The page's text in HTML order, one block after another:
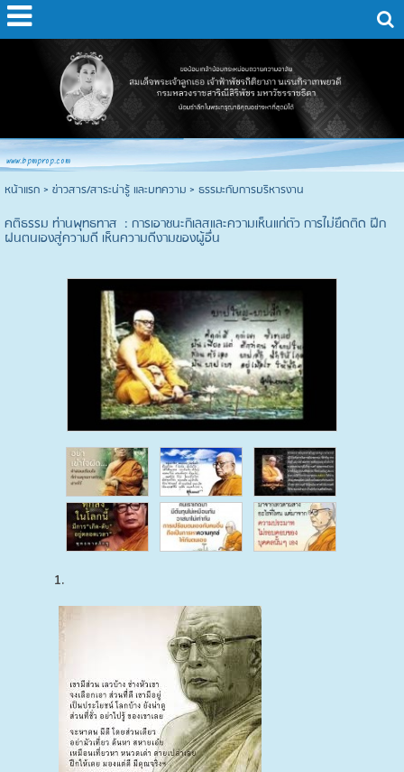
www.bpmprop.com
หน้าแรก> ข่าวสาร/สาระน่ารู้ และบทความ > ธรรมะกับการบริหารงาน
คติธรรม ท่านพุทธทาส : การเอาชนะกิเลสและความเห็นแก่ตัว การไม่ยึดติด ฝีก
ฝนตนเองสู่ความดี เห็นความดีงามของผู้อื่น